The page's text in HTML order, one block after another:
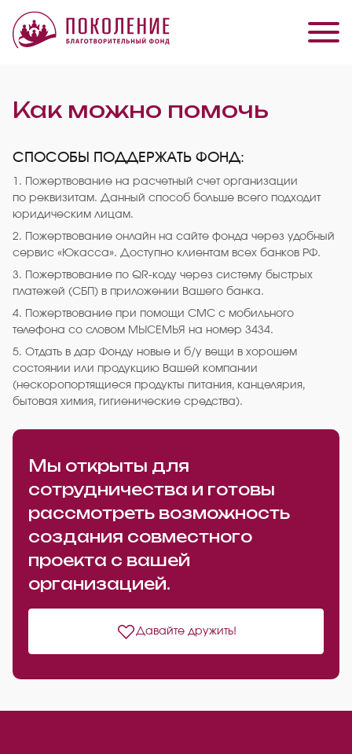
Как можно помочь
СПОСОБЫ ПОДДЕРЖАТЬ ФОНД:
1. Пожертвование на расчетный счет организации
по реквизитам. Данный способ больше всего подходит
юридическим лицам.
2. Пожертвование онлайн на сайте фонда через удобный
сервис «Юкасса». Доступно клиентам всех банков РФ.
3. Пожертвование по QR-коду через систему быстрых
платежей (СБП) в приложении Вашего банка.
4. Пожертвование при помощи СМС с мобильного
телефона со словом МЫСЕМЬЯ на номер 3434.
5. Отдать в дар Фонду новые и б/у вещи в хорошем
состоянии или продукцию Вашей компании
(нескоропортящиеся продукты питания, канцелярия,
бытовая химия, гигиенические средства).
Мы открыты для
сотрудничества и готовы
рассмотреть возможность
создания совместного
проекта с вашей
организацией.
Давайте дружить!